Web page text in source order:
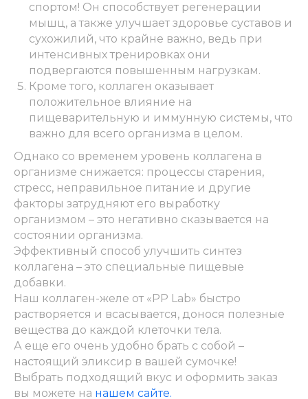
спортом! Он способствует регенерации
мышц, а также улучшает здоровье суставов и
сухожилий, что крайне важно, ведь при
интенсивных тренировках они
подвергаются повышенным нагрузкам.
Кроме того, коллаген оказывает
положительное влияние на
пищеварительную и иммунную системы, что
важно для всего организма в целом.
Однако со временем уровень коллагена в
организме снижается: процессы старения,
стресс, неправильное питание и другие
факторы затрудняют его выработку
организмом – это негативно сказывается на
состоянии организма.
Эффективный способ улучшить синтез
коллагена – это специальные пищевые
добавки.
Наш коллаген-желе от «PP Lab» быстро
растворяется и всасывается, донося полезные
вещества до каждой клеточки тела.
А еще его очень удобно брать с собой –
настоящий эликсир в вашей сумочке!
Выбрать подходящий вкус и оформить заказ
вы можете на нашем сайте.